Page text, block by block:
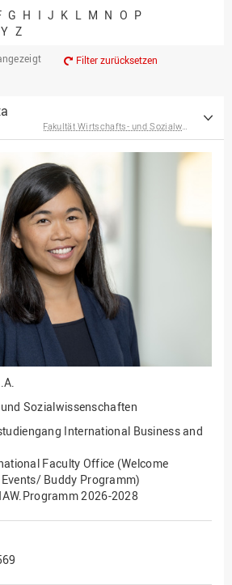
und
und
Professor*innen im
G H I J K L M N O P
Y Z
Filter zurücksetzen
Sozialwissenschaften
International Business and
Faculty Office (Welcome
Buddy Programm)
2026-2028